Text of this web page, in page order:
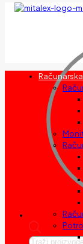
Products